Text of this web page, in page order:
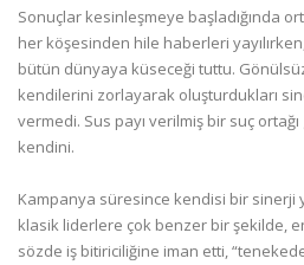
Sonuçlar kesinleşmeye başladığında
her köşesinden hile haberleri
bütün dünyaya küseceği tuttu.
kendilerini zorlayarak oluşturdukları
vermedi. Sus payı verilmiş bir suç
kendini.
Kampanya süresince kendisi bir sinerji
klasik liderlere çok benzer bir şekilde,
sözde iş bitiriciliğine iman etti,